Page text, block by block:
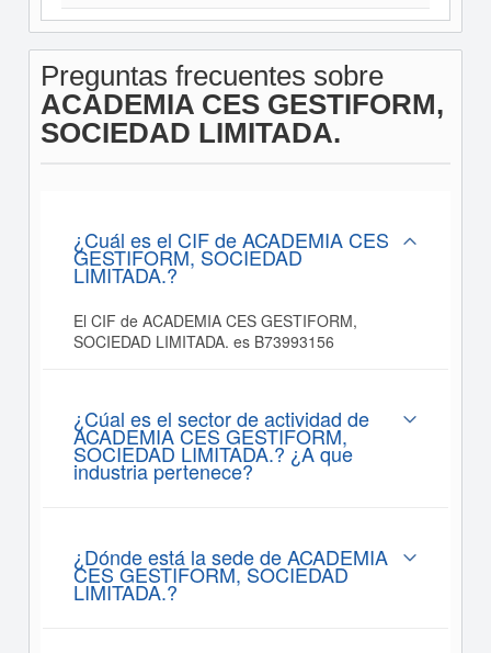
Preguntas frecuentes sobre
ACADEMIA CES GESTIFORM,
SOCIEDAD LIMITADA.
¿Cuál es el CIF de ACADEMIA CES
GESTIFORM, SOCIEDAD
LIMITADA.?
El CIF de ACADEMIA CES GESTIFORM,
SOCIEDAD LIMITADA. es B73993156
¿Cúal es el sector de actividad de
ACADEMIA CES GESTIFORM,
SOCIEDAD LIMITADA.? ¿A que
industria pertenece?
¿Dónde está la sede de ACADEMIA
CES GESTIFORM, SOCIEDAD
LIMITADA.?